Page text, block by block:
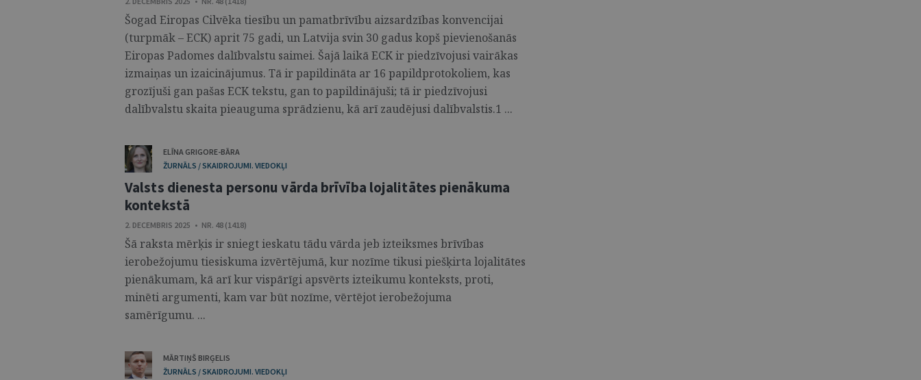
Šogad Eiropas Cilvēka tiesību un pamatbrīvību aizsardzības konvencijai
(turpmāk – ECK) aprit 75 gadi, un Latvija svin 30 gadus kopš pievienošanās
Eiropas Padomes dalībvalstu saimei. Šajā laikā ECK ir piedzīvojusi vairākas
izmaiņas un izaicinājumus. Tā ir papildināta ar 16 papildprotokoliem, kas
grozījuši gan pašas ECK tekstu, gan to papildinājuši; tā ir piedzīvojusi
dalībvalstu skaita pieauguma sprādzienu, kā arī zaudējusi dalībvalstis.1 ...
ELĪNA GRIGORE-BĀRA
ŽURNĀLS / SKAIDROJUMI. VIEDOKĻI
Valsts dienesta personu vārda brīvība lojalitātes pienākuma
kontekstā
2. DECEMBRIS 2025 • NR. 48 (1418)
Šā raksta mērķis ir sniegt ieskatu tādu vārda jeb izteiksmes brīvības
ierobežojumu tiesiskuma izvērtējumā, kur nozīme tikusi piešķirta lojalitātes
pienākumam, kā arī kur vispārīgi apsvērts izteikumu konteksts, proti,
minēti argumenti, kam var būt nozīme, vērtējot ierobežojuma
samērīgumu. ...
MĀRTIŅŠ BIRĢELIS
ŽURNĀLS / SKAIDROJUMI. VIEDOKĻI